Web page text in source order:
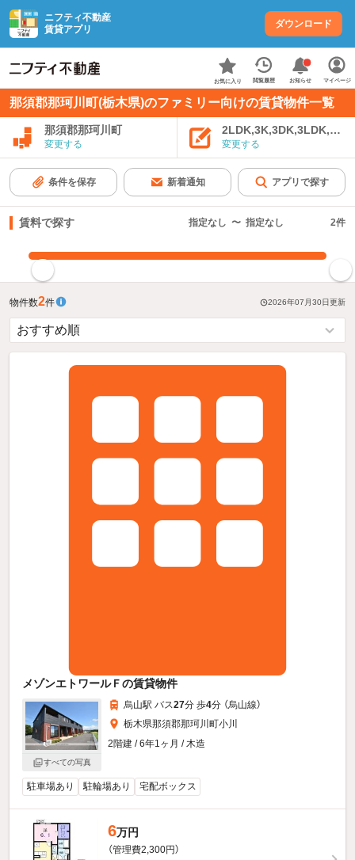
ニフティ不動産
賃貸アプリ
ダウンロード
お気に入り 閲覧履歴 お知らせ マイページ
那須郡那珂川町(栃木県)のファミリー向けの賃貸物件一覧
那須郡那珂川町
変更する 変更する
条件を保存 新着通知 アプリで探す
賃料で探す 指定なし 〜 指定なし 2件
物件数2件 2026年07月30日更新
メゾンエトワールＦの賃貸物件
すべての写真
烏山駅 バス27分 歩4分 （烏山線）
栃木県那須郡那珂川町小川
2階建 / 6年1ヶ月 / 木造
駐車場あり 駐輪場あり 宅配ボックス
6万円
（管理費2,300円）